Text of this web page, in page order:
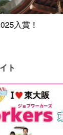
入賞！
ト